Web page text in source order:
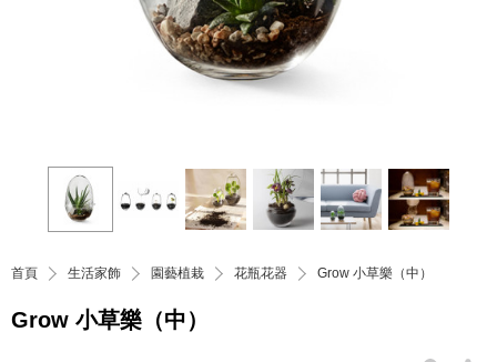
首頁 生活家飾 園藝植栽 花瓶花器 Grow 小草樂（中）
Grow 小草樂（中）